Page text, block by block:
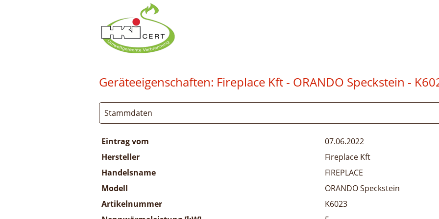
Geräteeigenschaften: Fireplace Kft - ORANDO Speckstein -
Stammdaten
Eintrag vom
07.06.2022
Hersteller
Fireplace Kft
Handelsname
FIREPLACE
Modell
ORANDO Speckstein
Artikelnummer
K6023